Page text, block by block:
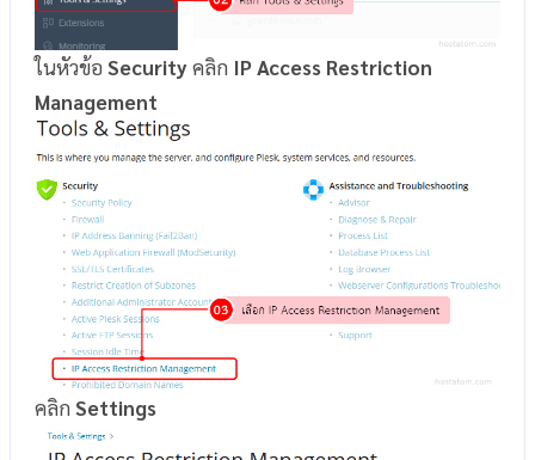
ในหัวข้อ Securityคลิก IP Access Restriction
Management
คลิก Settings